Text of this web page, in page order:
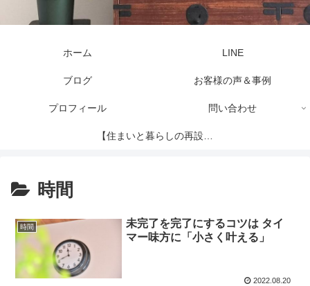
ホーム LINE
ブログ お客様の声＆事例
プロフィール 問い合わせ
【住まいと暮らしの再設計
時間
時間
未完了を完了にするコツは タイ
マー味方に「小さく叶える」
2022.08.20